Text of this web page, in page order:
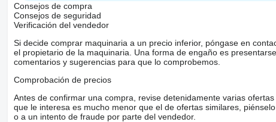
Consejos de compra
Consejos de seguridad
Verificación del vendedor
Si decide comprar maquinaria a un precio inferior, póngase en
el propietario de la maquinaria. Una forma de engaño es
comentarios y sugerencias para que lo comprobemos.
Comprobación de precios
Antes de confirmar una compra, revise detenidamente varias
que le interesa es mucho menor que el de ofertas similares,
o a un intento de fraude por parte del vendedor.